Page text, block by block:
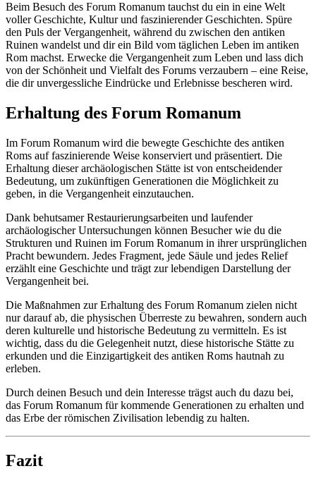
Beim Besuch des Forum Romanum tauchst du ein in eine Welt
voller Geschichte, Kultur und faszinierender Geschichten. Spüre
den Puls der Vergangenheit, während du zwischen den antiken
Ruinen wandelst und dir ein Bild vom täglichen Leben im antiken
Rom machst. Erwecke die Vergangenheit zum Leben und lass dich
von der Schönheit und Vielfalt des Forums verzaubern – eine Reise,
die dir unvergessliche Eindrücke und Erlebnisse bescheren wird.
Erhaltung des Forum Romanum
Im Forum Romanum wird die bewegte Geschichte des antiken
Roms auf faszinierende Weise konserviert und präsentiert. Die
Erhaltung dieser archäologischen Stätte ist von entscheidender
Bedeutung, um zukünftigen Generationen die Möglichkeit zu
geben, in die Vergangenheit einzutauchen.
Dank behutsamer Restaurierungsarbeiten und laufender
archäologischer Untersuchungen können Besucher wie du die
Strukturen und Ruinen im Forum Romanum in ihrer ursprünglichen
Pracht bewundern. Jedes Fragment, jede Säule und jedes Relief
erzählt eine Geschichte und trägt zur lebendigen Darstellung der
Vergangenheit bei.
Die Maßnahmen zur Erhaltung des Forum Romanum zielen nicht
nur darauf ab, die physischen Überreste zu bewahren, sondern auch
deren kulturelle und historische Bedeutung zu vermitteln. Es ist
wichtig, dass du die Gelegenheit nutzt, diese historische Stätte zu
erkunden und die Einzigartigkeit des antiken Roms hautnah zu
erleben.
Durch deinen Besuch und dein Interesse trägst auch du dazu bei,
das Forum Romanum für kommende Generationen zu erhalten und
das Erbe der römischen Zivilisation lebendig zu halten.
Fazit